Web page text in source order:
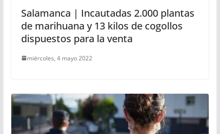
Salamanca | Incautadas 2.000 plantas
de marihuana y 13 kilos de cogollos
dispuestos para la venta
miércoles, 4 mayo 2022